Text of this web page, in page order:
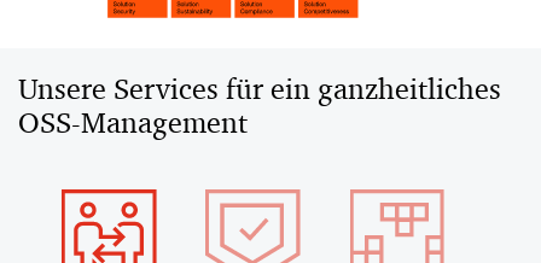
Unsere Services für ein ganzheitliches
OSS-Management